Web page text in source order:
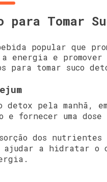
para Tomar
popular que
a energia e
para tomar suco
detox pela manhã,
e fornecer uma
dos nutrientes
ajudar a hidratar o